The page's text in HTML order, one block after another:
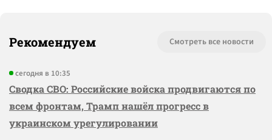
Рекомендуем Смотреть все новости
сегодня в 10:35
Сводка СВО: Российские войска продвигаются по
всем фронтам, Трамп нашёл прогресс в
украинском урегулировании